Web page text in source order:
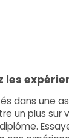
les
dans une
un plus sur